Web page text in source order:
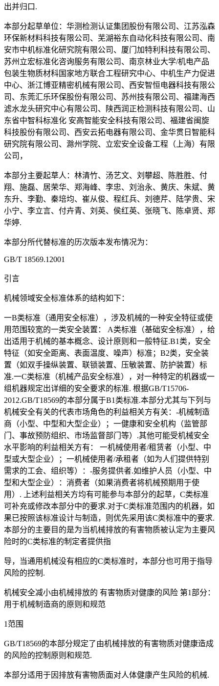
出并归口.
本部分起草单位：华测检测认证集团股份有限公司、江苏泓森
环保新材料科技有限公司、芜湖裕东自动化科技有限公司、南
安市中机标准化研究院有限公司、厦门加特利科技有限公司、
苏州立宏标准化咨询服务有限公司、南京林业大学/机电产品
包装生物质材科国家地方联合工程研究中心、中机生产力促进
中心、浙江博亚精密机械有限公司、西安智恒电器科技有限公
司、东莞汇乐环保股份有限公司、苏州技有限公司、福建海西
滤水龙头研究中心有限公司、陕西润正检测科技有限公司、山
东省中智科标准化 安高智能安全科技有限公司、福建省闽旋
科技股份有限公司、西安云拓电器有限公司、金华贯日智能科
研究院有限公司、滁州学院、立宏安全设备工程（上海）有限
公司，
本部分主要起草人：林清竹、汤艺文、刘攀超、陈胜胜、付
翔、施磊、居荣华、郑海峰、李忠、刘治永、黄庆、朱斌、黄
东升、李勤、秦培均、崔从俊、程红兵、刘德芹、陆学贵、宋
小宁、李立言、付卉青、刘英、侯红英、张晓飞、陈卓贤、郑
华婷.
本部分所代替标准的历次版本发布情况为：
GB/T 18569.12001
引言
机械领域安全标准体系的结构如下：
一B类标准（通用安全标准），涉及机械的一种安全特征或使
用范围较宽的一类安全装置： A类标准（基础安全标准），给
出适用于机械的基本概念、设计原则和一般特征.B1类，安全
特征（如安全距离、表面温度、噪声）标准；B2类，安全装
置（如双手操纵装置、联锁装置、压敏装置、防护装置）标
准.一C类标准（机械产品安全标准），对一种特定的机器或一
组机器规定出详细的安全要求的标准. 根据GB/T15706-
2012.GB/T18569的本部分属于B1类标准.本部分尤其与下列与
机械安全有关的代表市场角色的利益相关方有关：-机械制造
商（小型、中型和大型企业）；一健康和安全机构（监管部
门、事故预防组织、市场监督部门等）.其他可能受机械安全
水平影响的利益相关方有： 一机械使用者/租赁者（小型、中
型或大型企业）；一机械使用者/承租者（如为人们提供特别
需求的工会、组织等）：-服务提供者.如维护人员（小型、中
型和大型企业）：消费者（如果消费者将机械预期用于使
用）. 上述利益相关方均有可能参与本部分的起草，C类标准
可补充或修改本部分中的要求.对于C类标准范围内的机器，如
果已按照该标准设计与制造，则优先采用该C类标准中的要求.
本部分的主要目的是为当机械排放的有害物质被认定为主要风
险时的C类标准的制定者提供指
导，当通用机械没有相应的C类标准时，本部分也可用于指导
风险的控制.
机械安全减小由机械排放的 有害物质对健康的风险 第1部分：
用于机械制造商的原则和规范
1范围
GB/T18569的本部分规定了由机械排放的有害物质对健康造成
的风险的控制原则和规范.
本部分适用于因排放有害物质面对人体健康产生风险的机械.